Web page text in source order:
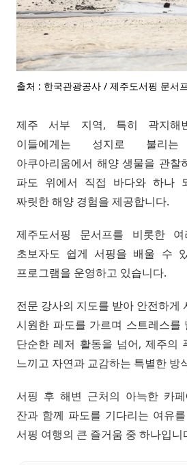
출처 : 한국관광공사 / 제주도서핑 문서
제주 서부 지역, 특히 곽지해
이들에게는 성지로 불리
아쿠아리움에서 해양 생물을 관찰
파도 위에서 직접 바다와 하나
짜릿한 해양 경험을 제공합니다.
제주도서핑 문서프를 비롯한
초보자도 쉽게 서핑을 배울 수
프로그램을 운영하고 있습니다.
전문 강사의 지도를 받아 안전하게
시원한 파도를 가르며 스트레스를
단순한 레저 활동을 넘어, 제주의
느끼고 자연과 교감하는 특별한 방
서핑 후 해변 근처의 아늑한 카
잔과 함께 파도를 기다리는 여유
서핑 여행의 큰 즐거움 중 하나입니